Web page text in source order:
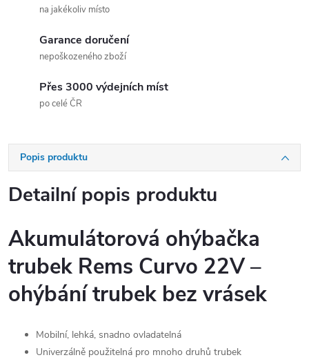
na jakékoliv místo
Garance doručení
nepoškozeného zboží
Přes 3000 výdejních míst
po celé ČR
Popis produktu
Detailní popis produktu
Akumulátorová ohýbačka
trubek Rems Curvo 22V –
ohýbání trubek bez vrásek
Mobilní, lehká, snadno ovladatelná
Univerzálně použitelná pro mnoho druhů trubek